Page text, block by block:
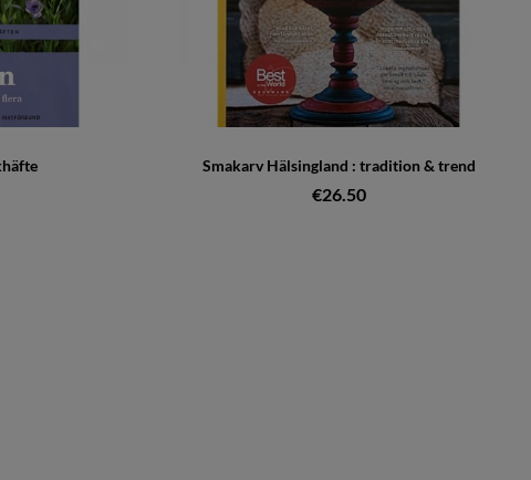
Smakarv Hälsingland : tradition & trend
€26.50